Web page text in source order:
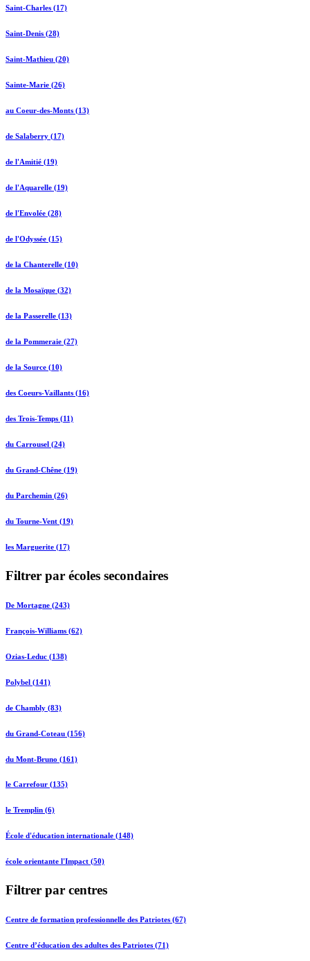
Saint-Charles (17)
Saint-Denis (28)
Saint-Mathieu (20)
Sainte-Marie (26)
au Coeur-des-Monts (13)
de Salaberry (17)
de l'Amitié (19)
de l'Aquarelle (19)
de l'Envolée (28)
de l'Odyssée (15)
de la Chanterelle (10)
de la Mosaïque (32)
de la Passerelle (13)
de la Pommeraie (27)
de la Source (10)
des Coeurs-Vaillants (16)
des Trois-Temps (11)
du Carrousel (24)
du Grand-Chêne (19)
du Parchemin (26)
du Tourne-Vent (19)
les Marguerite (17)
Filtrer par écoles secondaires
De Mortagne (243)
François-Williams (62)
Ozias-Leduc (138)
Polybel (141)
de Chambly (83)
du Grand-Coteau (156)
du Mont-Bruno (161)
le Carrefour (135)
le Tremplin (6)
École d'éducation internationale (148)
école orientante l'Impact (50)
Filtrer par centres
Centre de formation professionnelle des Patriotes (67)
Centre d’éducation des adultes des Patriotes (71)